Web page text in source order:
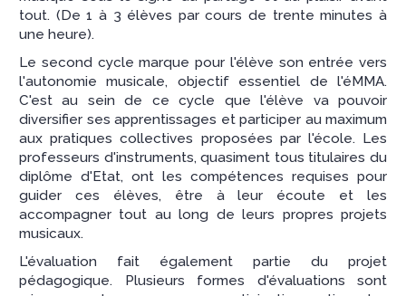
tout. (De 1 à 3 élèves par cours de trente minutes à
une heure).
Le second cycle marque pour l'élève son entrée vers
l'autonomie musicale, objectif essentiel de l'éMMA.
C'est au sein de ce cycle que l'élève va pouvoir
diversifier ses apprentissages et participer au maximum
aux pratiques collectives proposées par l'école. Les
professeurs d'instruments, quasiment tous titulaires du
diplôme d'Etat, ont les compétences requises pour
guider ces élèves, être à leur écoute et les
accompagner tout au long de leurs propres projets
musicaux.
L'évaluation fait également partie du projet
pédagogique. Plusieurs formes d'évaluations sont